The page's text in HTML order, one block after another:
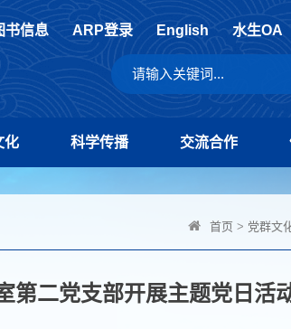
书信息 ARP登录 English 水生OA
化 科学传播 交流合作
首页 > 党群文
第二党支部开展主题党日活